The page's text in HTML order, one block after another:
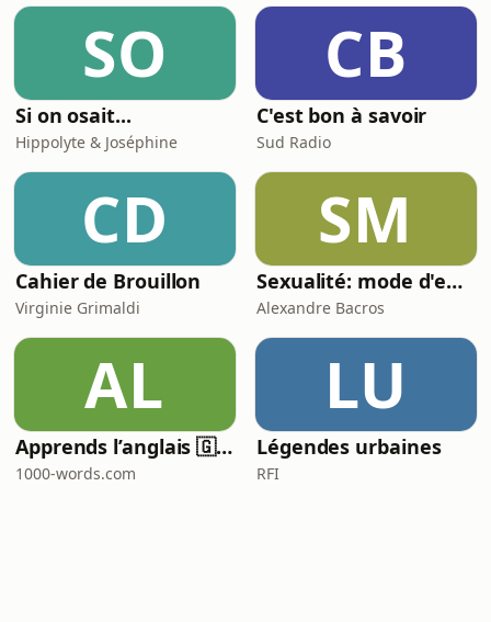
SO
Si on osait...
Hippolyte & Joséphine
CB
C'est bon à savoir
Sud Radio
CD
Cahier de Brouillon
Virginie Grimaldi
SM
Sexualité: mode d'emploi
Alexandre Bacros
AL
Apprends l’anglais 🇬🇧 pendant ton sommeil 😴 1000 phrases pour débutants | avec 1000-words.com
1000-words.com
LU
Légendes urbaines
RFI